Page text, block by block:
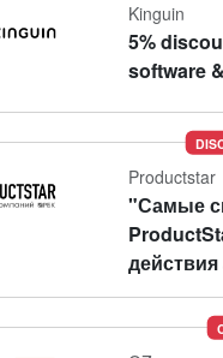
Kinguin
5%
software
Productstar
"Самые
действия